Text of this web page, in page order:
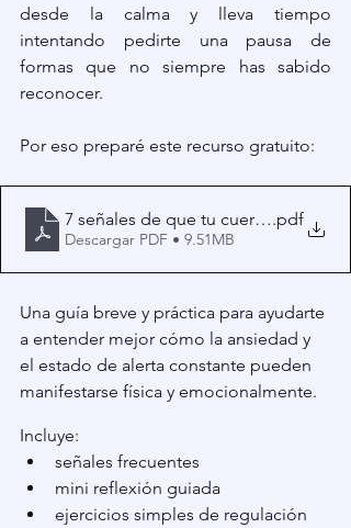
desde la calma y lleva tiempo
intentando pedirte una pausa de
formas que no siempre has sabido
reconocer.
Por eso preparé este recurso gratuito:
7 señales de que tu cuerpo nunca
.pdf
Descargar PDF • 9.51MB
Una guía breve y práctica para ayudarte
a entender mejor cómo la ansiedad y
el estado de alerta constante pueden
manifestarse física y emocionalmente.
Incluye:
señales frecuentes
mini reflexión guiada
ejercicios simples de regulación